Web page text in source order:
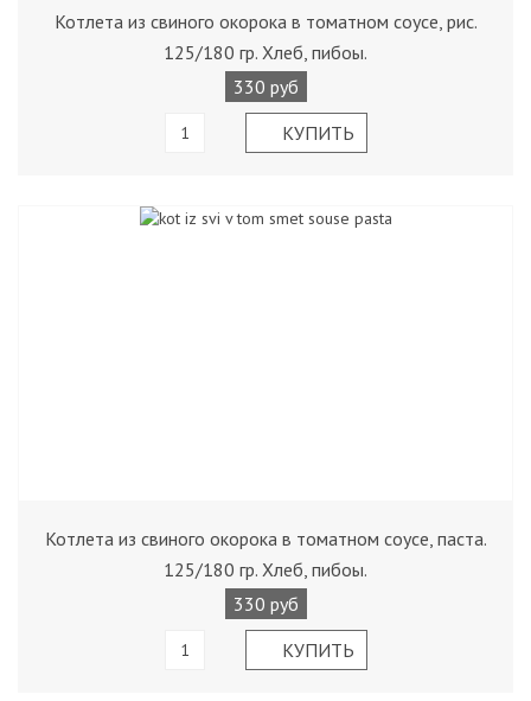
Котлета из свиного окорока в томатном соусе, рис.
125/180 гр. Хлеб, пибоы.
330 руб
Котлета из свиного окорока в томатном соусе, паста.
125/180 гр. Хлеб, пибоы.
330 руб